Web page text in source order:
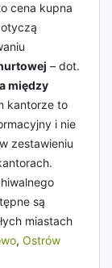
cena kupna
– dot.
między
kantorze to
i nie
zestawieniu
są
miastach
, Ostrów